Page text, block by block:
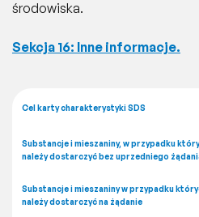
środowiska.
Sekcja 16: Inne informacje.
Cel karty charakterystyki SDS
Substancje i mieszaniny, w przypadku
należy dostarczyć bez uprzedniego
Substancje i mieszaniny w przypadku
należy dostarczyć na żądanie